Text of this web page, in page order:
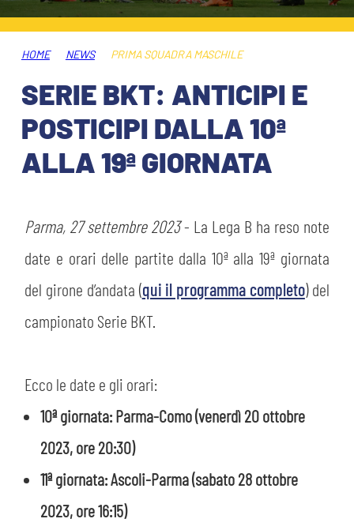
ABBONAMENTI
INFO BIGLIETTI
MUSEUM CLUB EXPERIENCE
TARDINI CARD
TRASFERTE
TICKET GIFT CARD
SHOP
HOSPITALITY
HOSPITALITY
MUSEUM CLUB EXPERIENCE
ESPORTS
ORGANIGRAMMA
MUTTI TRAINING CENTER
MUSEO
SLO
LAVORA CON NOI
STADIO TARDINI
CSR
ACADEMY
LEGENDS
HOME NEWS PRIMA SQUADRA MASCHILE
SERIE BKT: ANTICIPI E
POSTICIPI DALLA 10ª
ALLA 19ª GIORNATA
Parma, 27 settembre 2023- La Lega B ha reso note
date e orari delle partite dalla 10ª alla 19ª giornata
del girone d’andata (qui il programma completo) del
campionato Serie BKT.
Ecco le date e gli orari:
10ª giornata: Parma-Como (venerdì 20 ottobre
2023, ore 20:30)
11ª giornata: Ascoli-Parma (sabato 28 ottobre
2023, ore 16:15)